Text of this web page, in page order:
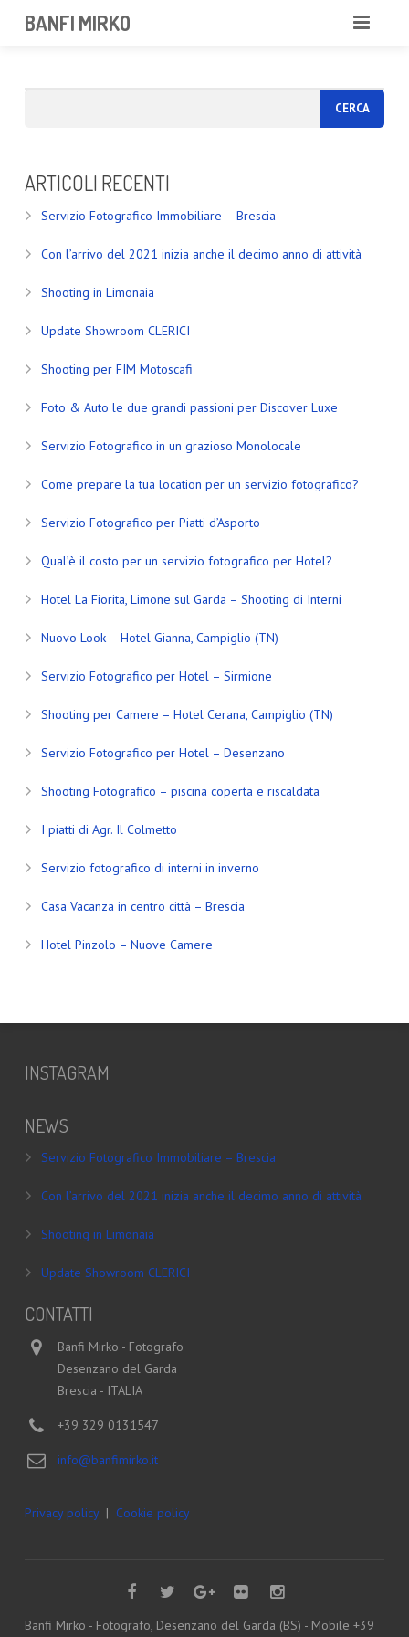
BANFI MIRKO
PORTFOLIO
CONTATTAMI
ARTICOLI RECENTI
Servizio Fotografico Immobiliare – Brescia
Con l’arrivo del 2021 inizia anche il decimo anno di attività
Shooting in Limonaia
Update Showroom CLERICI
Shooting per FIM Motoscafi
Foto & Auto le due grandi passioni per Discover Luxe
Servizio Fotografico in un grazioso Monolocale
Come prepare la tua location per un servizio fotografico?
Servizio Fotografico per Piatti d’Asporto
Qual’è il costo per un servizio fotografico per Hotel?
Hotel La Fiorita, Limone sul Garda – Shooting di Interni
Nuovo Look – Hotel Gianna, Campiglio (TN)
Servizio Fotografico per Hotel – Sirmione
Shooting per Camere – Hotel Cerana, Campiglio (TN)
Servizio Fotografico per Hotel – Desenzano
Shooting Fotografico – piscina coperta e riscaldata
I piatti di Agr. Il Colmetto
Servizio fotografico di interni in inverno
Casa Vacanza in centro città – Brescia
Hotel Pinzolo – Nuove Camere
INSTAGRAM
NEWS
Servizio Fotografico Immobiliare – Brescia
Con l’arrivo del 2021 inizia anche il decimo anno di attività
Shooting in Limonaia
Update Showroom CLERICI
CONTATTI
Banfi Mirko - Fotografo
Desenzano del Garda
Brescia - ITALIA
+39 329 0131547
info@banfimirko.it
Privacy policy| Cookie policy
Banfi Mirko - Fotografo, Desenzano del Garda (BS) - Mobile +39